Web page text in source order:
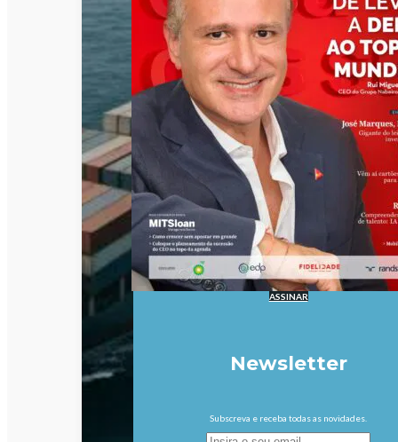
ASSINAR
Newsletter
Subscreva e receba todas as novidades.